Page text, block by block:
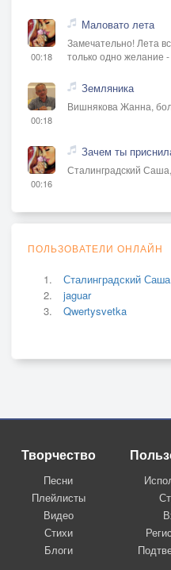
00:18
Маловато лета
Замечательно! Лета
только одно желание
00:18
Земляника
Вишнякова Жанна,
00:16
Зачем ты
Сталинградский
ПОЛЬЗОВАТЕЛИ ОНЛАЙН
Сталинградский Саша
jaguar
Qwertysvetka
Творчество
Песни
Плейлисты
Видео
Стихи
Блоги